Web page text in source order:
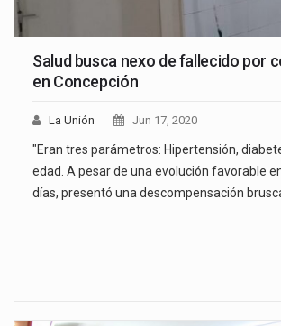
Salud busca nexo de fallecido por
en Concepción
La Unión Jun 17, 2020
"Eran tres parámetros: Hipertensión,
edad. A pesar de una evolución favorable
días, presentó una descompensación